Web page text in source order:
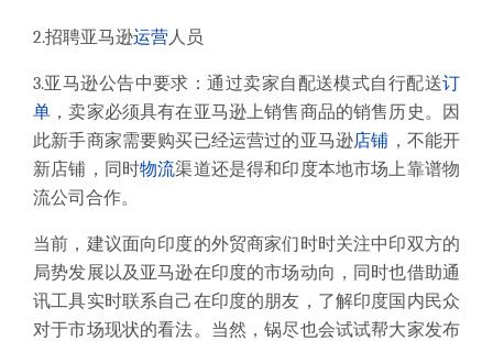
2.招聘亚马逊运营人员
3.亚马逊公告中要求：通过卖家自配送模式自行配送订
单 ，卖家必须具有在亚马逊上销售商品的销售历史。因
此新手商家需要购买已经运营过的亚马逊店铺 ，不能开
新店铺，同时物流渠道还是得和印度本地市场上靠谱物
流公司合作。
当前，建议面向印度的外贸商家们时时关注中印双方的
局势发展以及亚马逊在印度的市场动向，同时也借助通
讯工具实时联系自己在印度的朋友，了解印度国内民众
对于市场现状的看法。当然，锅尽也会试试帮大家发布